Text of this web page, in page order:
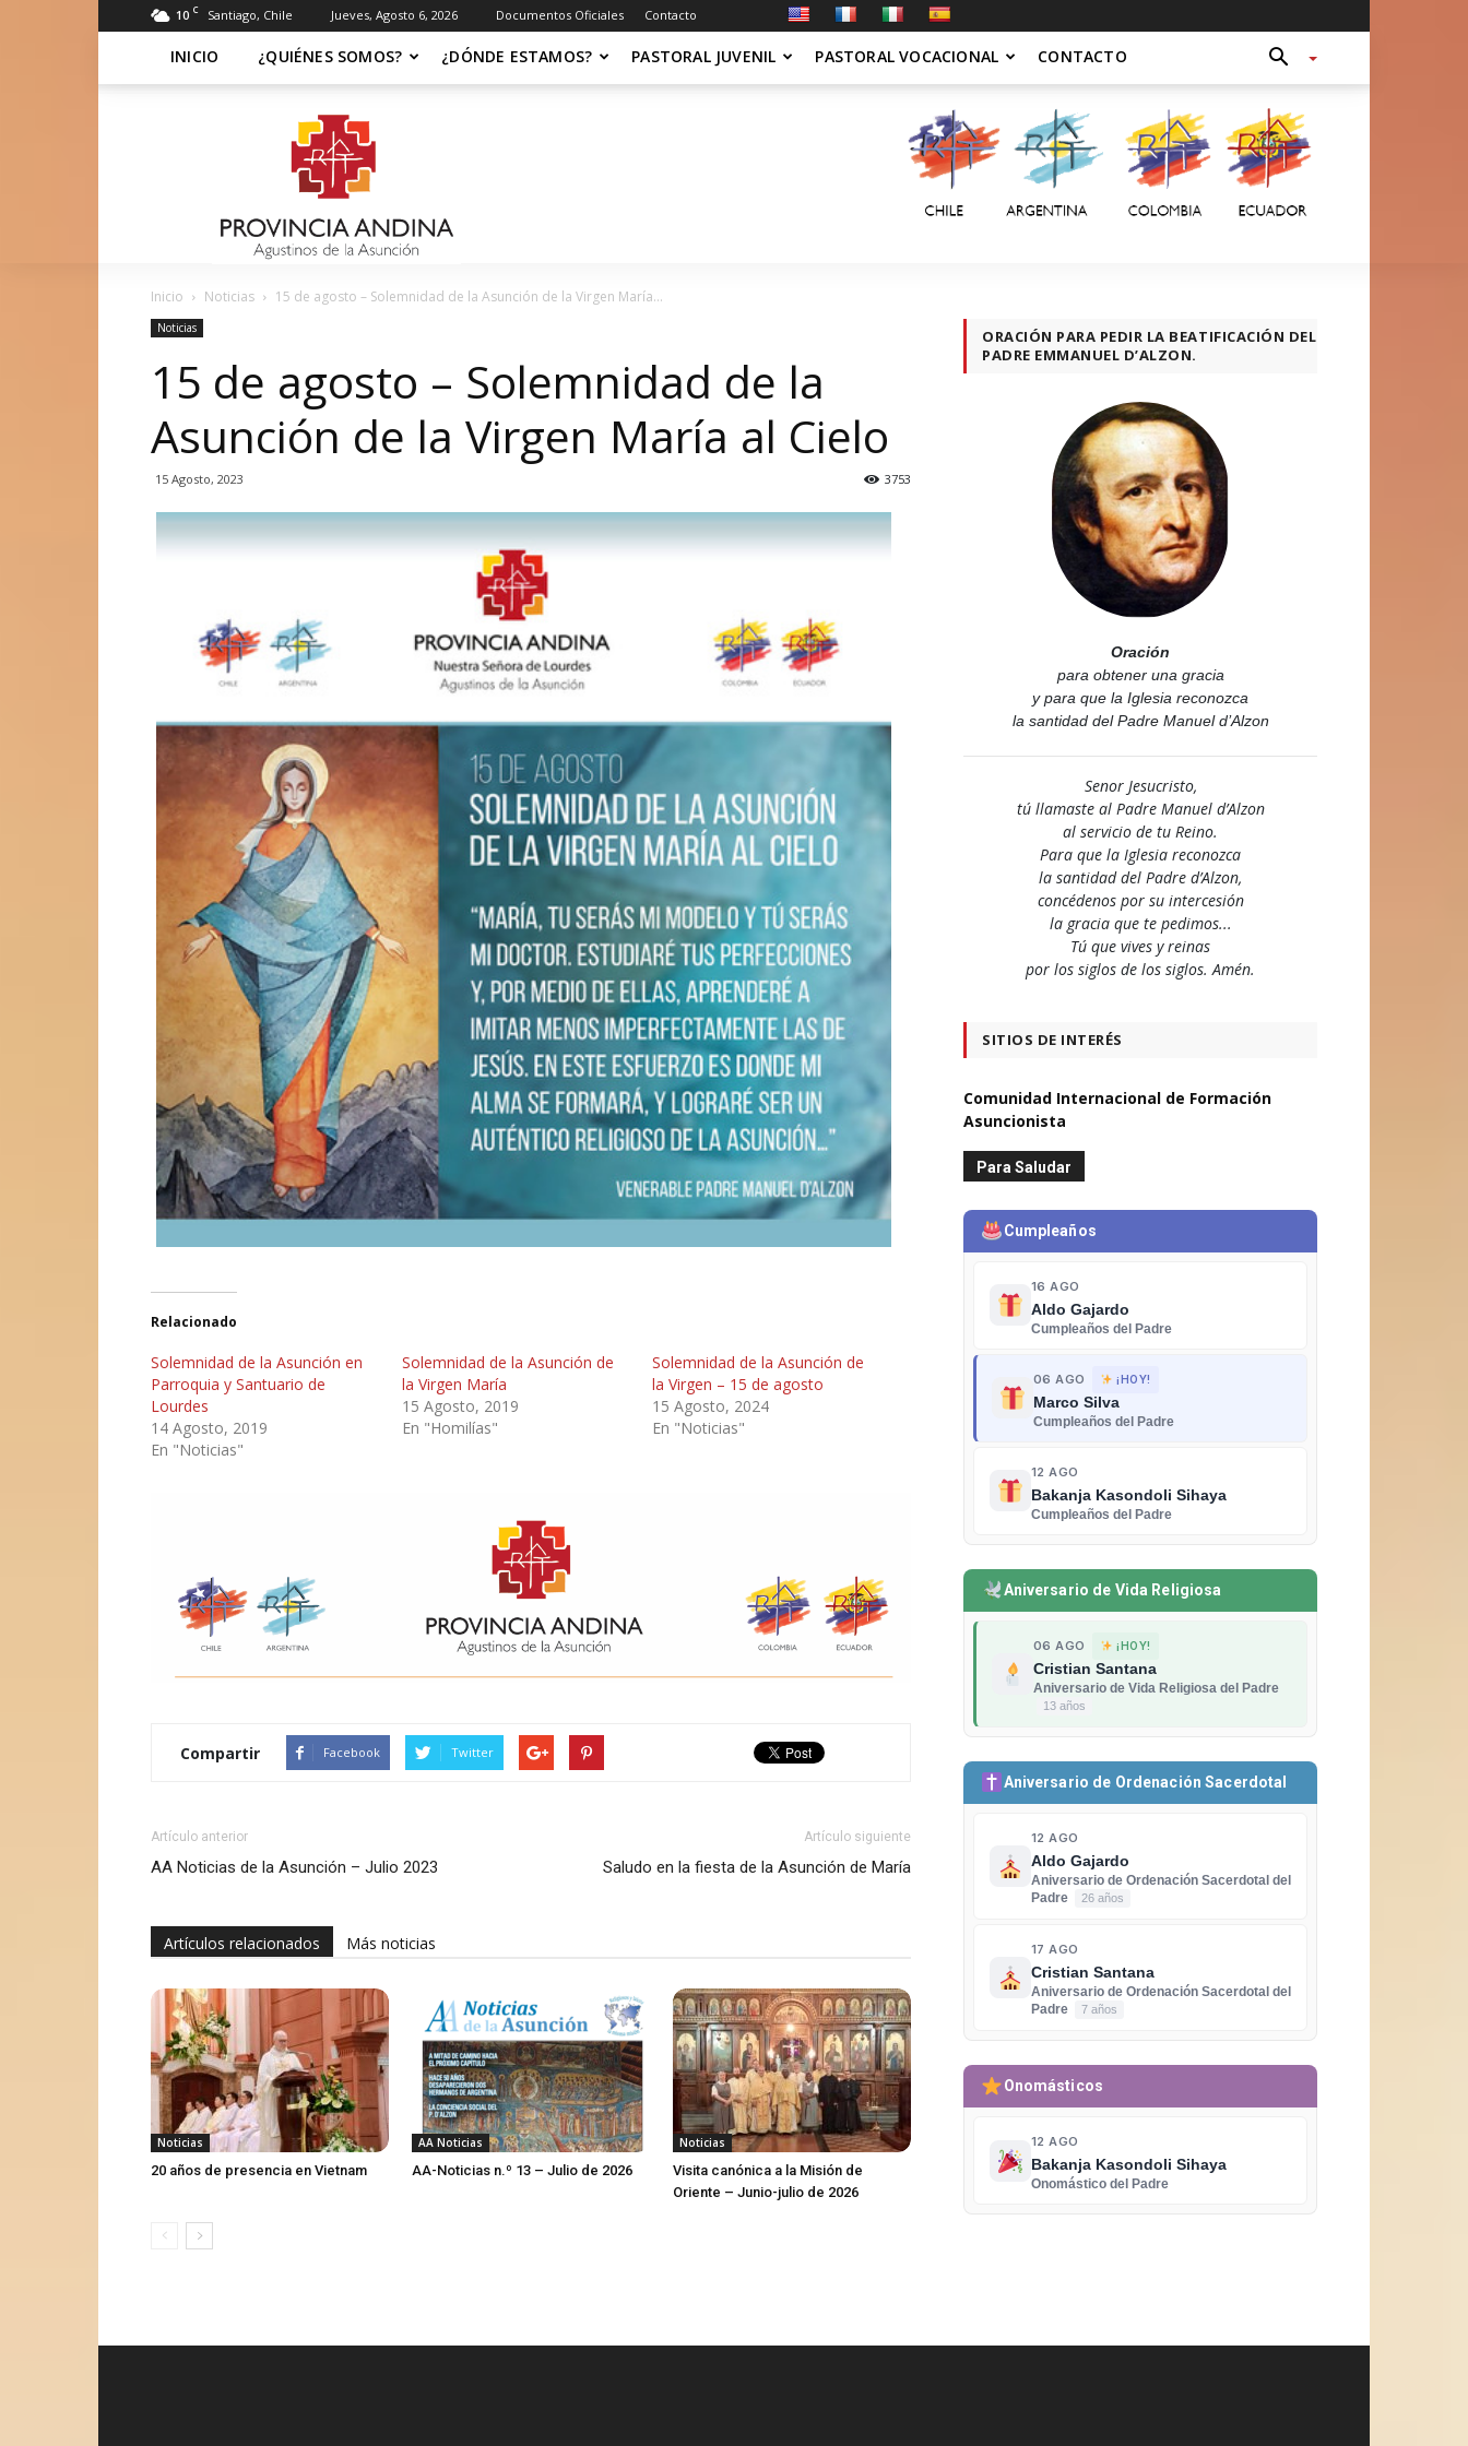
10 C Santiago, Chile Jueves, Agosto 6, 2026 Documentos Oficiales Contacto
INICIO ¿QUIÉNES SOMOS? ¿DÓNDE ESTAMOS? PASTORAL JUVENIL PASTORAL VOCACIONAL CONTACTO
Asuncionista
Inicio Noticias 15 de agosto – Solemnidad de la Asunción de la Virgen María...
Noticias
15 de agosto – Solemnidad de la
Asunción de la Virgen María al Cielo
15 Agosto, 2023 3753
Relacionado
Solemnidad de la Asunción en
Parroquia y Santuario de
Lourdes
14 Agosto, 2019
En "Noticias"
Solemnidad de la Asunción de
la Virgen María
15 Agosto, 2019
En "Homilías"
Solemnidad de la Asunción de
la Virgen – 15 de agosto
15 Agosto, 2024
En "Noticias"
Compartir Facebook Twitter
Artículo anterior
AA Noticias de la Asunción – Julio 2023
Artículo siguiente
Saludo en la fiesta de la Asunción de María
Artículos relacionados Más noticias
Noticias
20 años de presencia en Vietnam
AA Noticias
AA-Noticias n.º 13 – Julio de 2026
Noticias
Visita canónica a la Misión de
Oriente – Junio-julio de 2026
ORACIÓN PARA PEDIR LA BEATIFICACIÓN DEL
PADRE EMMANUEL D’ALZON.
Oración
para obtener una gracia
y para que la Iglesia reconozca
la santidad del Padre Manuel d’Alzon
Senor Jesucristo,
tú llamaste al Padre Manuel d’Alzon
al servicio de tu Reino.
Para que la Iglesia reconozca
la santidad del Padre d’Alzon,
concédenos por su intercesión
la gracia que te pedimos...
Tú que vives y reinas
por los siglos de los siglos. Amén.
SITIOS DE INTERÉS
Comunidad Internacional de Formación
Asuncionista
Para Saludar
Cumpleaños
16 AGO
Aldo Gajardo
Cumpleaños del Padre
06 AGO ¡HOY!
Marco Silva
Cumpleaños del Padre
12 AGO
Bakanja Kasondoli Sihaya
Cumpleaños del Padre
Aniversario de Vida Religiosa
06 AGO ¡HOY!
Cristian Santana
Aniversario de Vida Religiosa del Padre
13 años
Aniversario de Ordenación Sacerdotal
12 AGO
Aldo Gajardo
Aniversario de Ordenación Sacerdotal del
Padre
26 años
17 AGO
Cristian Santana
Aniversario de Ordenación Sacerdotal del
Padre
7 años
Onomásticos
12 AGO
Bakanja Kasondoli Sihaya
Onomástico del Padre